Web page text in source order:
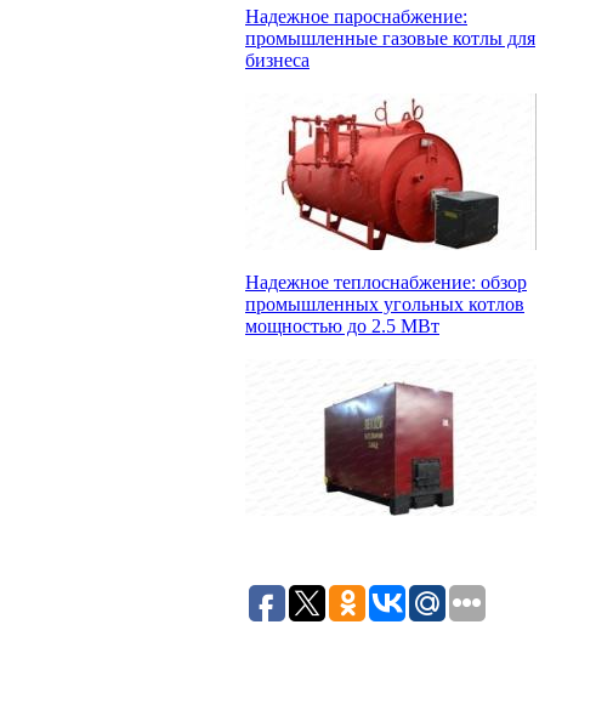
Надежное пароснабжение:
промышленные газовые котлы для
бизнеса
Надежное теплоснабжение: обзор
промышленных угольных котлов
мощностью до 2.5 МВт